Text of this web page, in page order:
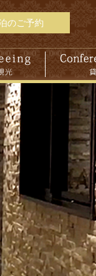
のご予約